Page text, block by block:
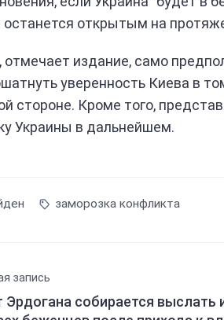
останется открытым на
отмечает издание, само
уверенность Киева в
стороне. Кроме того,
Украины в дальнейшем.
заморозка конфликта
запись
Эрдогана собирается выслать